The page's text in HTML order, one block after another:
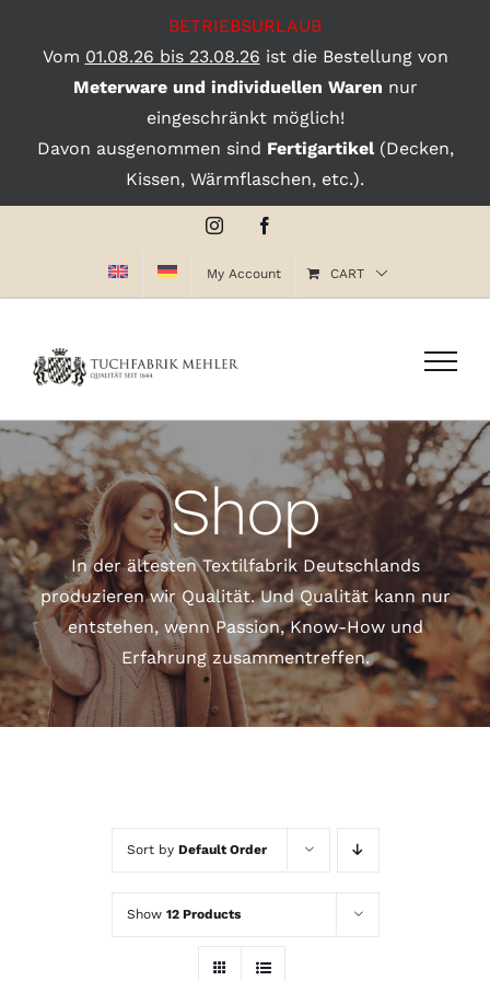
BETRIEBSURLAUB
Vom 01.08.26 bis 23.08.26 ist die Bestellung von
Meterware und individuellen Waren nur
eingeschränkt möglich!
Davon ausgenommen sind Fertigartikel(Decken,
Kissen, Wärmflaschen, etc.).
Instagram
My Account CART
Shop
In der ältesten Textilfabrik Deutschlands
produzieren wir Qualität. Und Qualität kann nur
entstehen, wenn Passion, Know-How und
Erfahrung zusammentreffen.
Sort by Default Order
Show 12 Products